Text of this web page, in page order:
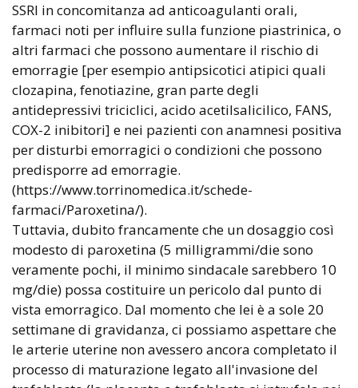
SSRI in concomitanza ad anticoagulanti orali,
farmaci noti per influire sulla funzione piastrinica, o
altri farmaci che possono aumentare il rischio di
emorragie [per esempio antipsicotici atipici quali
clozapina, fenotiazine, gran parte degli
antidepressivi triciclici, acido acetilsalicilico, FANS,
COX-2 inibitori] e nei pazienti con anamnesi positiva
per disturbi emorragici o condizioni che possono
predisporre ad emorragie.
(https://www.torrinomedica.it/schede-
farmaci/Paroxetina/).
Tuttavia, dubito francamente che un dosaggio così
modesto di paroxetina (5 milligrammi/die sono
veramente pochi, il minimo sindacale sarebbero 10
mg/die) possa costituire un pericolo dal punto di
vista emorragico. Dal momento che lei è a sole 20
settimane di gravidanza, ci possiamo aspettare che
le arterie uterine non avessero ancora completato il
processo di maturazione legato all'invasione del